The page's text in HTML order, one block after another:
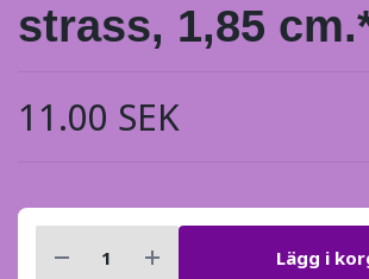
strass, 1,85
11.00 SEK
Lägg i